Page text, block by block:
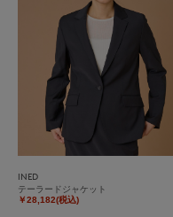
INED
テーラードジャケット
￥28,182(税込)